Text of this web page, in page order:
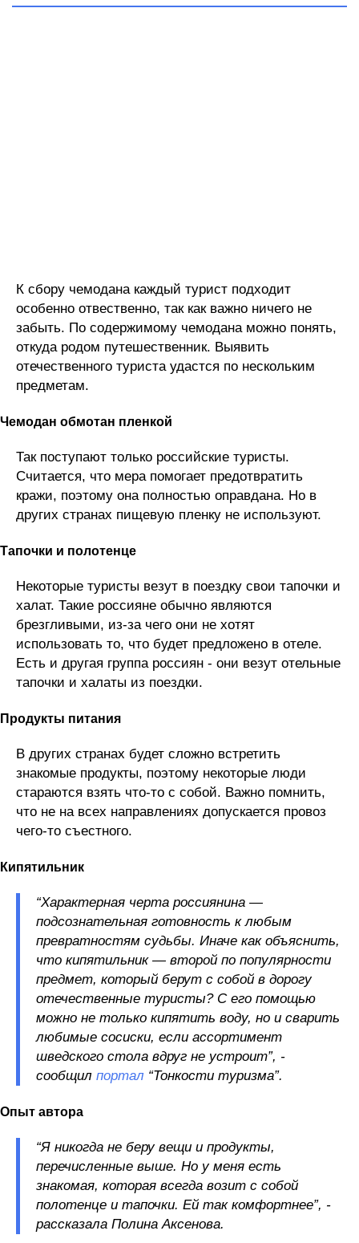
К сбору чемодана каждый турист подходит
особенно отвественно, так как важно ничего не
забыть. По содержимому чемодана можно понять,
откуда родом путешественник. Выявить
отечественного туриста удастся по нескольким
предметам.
Чемодан обмотан пленкой
Так поступают только российские туристы.
Считается, что мера помогает предотвратить
кражи, поэтому она полностью оправдана. Но в
других странах пищевую пленку не используют.
Тапочки и полотенце
Некоторые туристы везут в поездку свои тапочки и
халат. Такие россияне обычно являются
брезгливыми, из-за чего они не хотят
использовать то, что будет предложено в отеле.
Есть и другая группа россиян - они везут отельные
тапочки и халаты из поездки.
Продукты питания
В других странах будет сложно встретить
знакомые продукты, поэтому некоторые люди
стараются взять что-то с собой. Важно помнить,
что не на всех направлениях допускается провоз
чего-то съестного.
Кипятильник
“Характерная черта россиянина —
подсознательная готовность к любым
превратностям судьбы. Иначе как объяснить,
что кипятильник — второй по популярности
предмет, который берут с собой в дорогу
отечественные туристы? С его помощью
можно не только кипятить воду, но и сварить
любимые сосиски, если ассортимент
шведского стола вдруг не устроит”, -
сообщил портал “Тонкости туризма”.
Опыт автора
“Я никогда не беру вещи и продукты,
перечисленные выше. Но у меня есть
знакомая, которая всегда возит с собой
полотенце и тапочки. Ей так комфортнее”, -
рассказала Полина Аксенова.